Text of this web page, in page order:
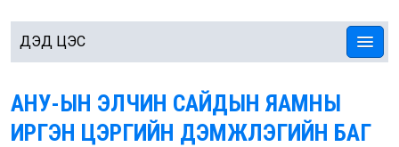
ДЭД ЦЭС
АНУ-ЫН ЭЛЧИН САЙДЫН ЯАМНЫ
ИРГЭН ЦЭРГИЙН ДЭМЖЛЭГИЙН БАГ